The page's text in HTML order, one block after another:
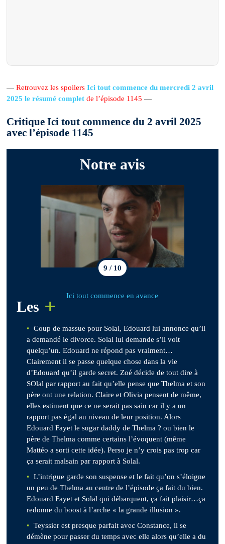
—Retrouvez les spoilersIci tout commence du mercredi 2 avril
2025 le résumé complet de l’épisode 1145 —
Critique Ici tout commence du 2 avril 2025
avec l’épisode 1145
Notre avis
9 / 10
Ici tout commence en avance
Les +
Coup de massue pour Solal, Edouard lui annonce qu’il
a demandé le divorce. Solal lui demande s’il voit
quelqu’un. Edouard ne répond pas vraiment…
Clairement il se passe quelque chose dans la vie
d’Edouard qu’il garde secret. Zoé décide de tout dire à
SOlal par rapport au fait qu’elle pense que Thelma et son
père ont une relation. Claire et Olivia pensent de même,
elles estiment que ce ne serait pas sain car il y a un
rapport pas égal au niveau de leur position. Alors
Edouard Fayet le sugar daddy de Thelma ? ou bien le
père de Thelma comme certains l’évoquent (même
Mattéo a sorti cette idée). Perso je n’y crois pas trop car
ça serait malsain par rapport à Solal.
L’intrigue garde son suspense et le fait qu’on s’éloigne
un peu de Thelma au centre de l’épisode ça fait du bien.
Edouard Fayet et Solal qui débarquent, ça fait plaisir…ça
redonne du boost à l’arche « la grande illusion ».
Teyssier est presque parfait avec Constance, il se
démène pour passer du temps avec elle alors qu’elle a du